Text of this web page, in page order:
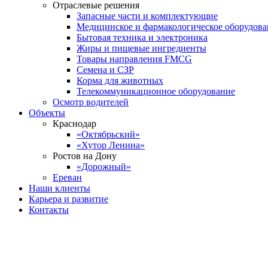
Отраслевые решения
Запасные части и комплектующие
Медицинское и фармакологическое
Бытовая техника и электроника
Жиры и пищевые ингредиенты
Товары направления FMCG
Семена и СЗР
Корма для животных
Телекоммуникационное оборудование
Осмотр водителей
Объекты
Краснодар
«Октябрьский»
«Хутор Ленина»
Ростов на Дону
«Дорожный»
Ереван
Наши клиенты
Карьера и развитие
Контакты